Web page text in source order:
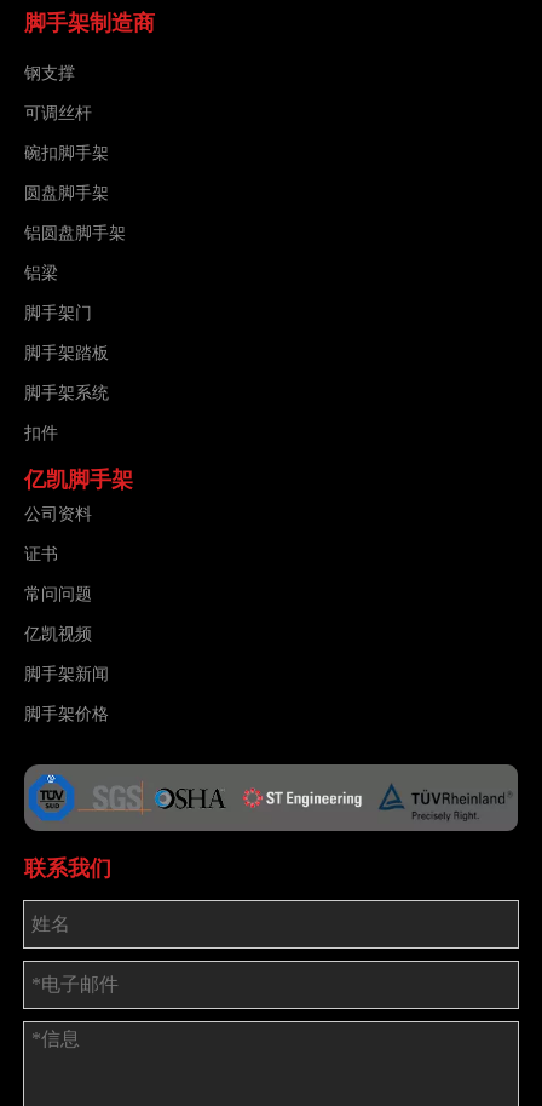
脚手架制造商
钢支撑
可调丝杆
碗扣脚手架
圆盘脚手架
铝圆盘脚手架
铝梁
脚手架门
脚手架踏板
脚手架系统
扣件
亿凯脚手架
公司资料
证书
常问问题
亿凯视频
脚手架新闻
脚手架价格
联系我们